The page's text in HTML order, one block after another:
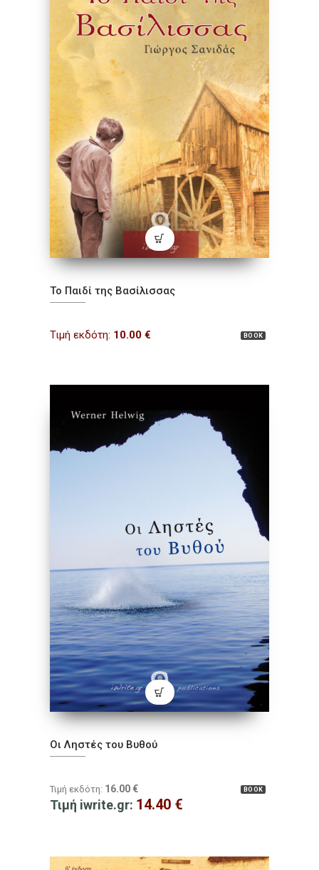
Το Παιδί της Βασίλισσας
BOOK
Τιμή εκδότη: 10.00 €
Οι Ληστές του Βυθού
BOOK
Τιμή εκδότη: 16.00 €
Τιμή iwrite.gr: 14.40 €